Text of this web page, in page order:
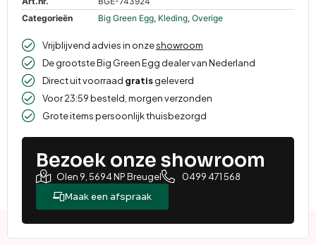
Categorieën
Big Green Egg, Kleding, Overige
Vrijblijvend advies in onzeshowroom
De grootste Big Green Egg dealer van Nederland
Direct uit voorraad gratisgeleverd
Voor 23:59 besteld, morgen verzonden
Grote items persoonlijk thuisbezorgd
Bezoek onze showroom
Olen 9, 5694 NP Breugel 0499 471 568
Maak een afspraak